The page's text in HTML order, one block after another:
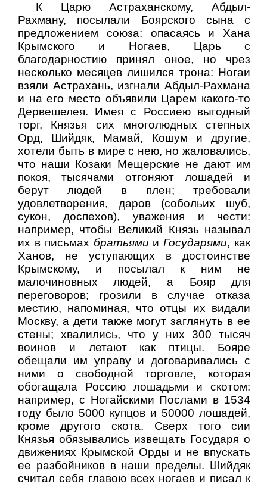
К Царю Астраханскому, Абдыл-
Рахману, посылали Боярского сына с
предложением союза: опасаясь и Хана
Крымского и Ногаев, Царь с
благодарностию принял оное, но чрез
несколько месяцев лишился трона: Ногаи
взяли Астрахань, изгнали Абдыл-Рахмана
и на его место объявили Царем какого-то
Дервешелея. Имея с Россиею выгодный
торг, Князья сих многолюдных степных
Орд, Шийдяк, Мамай, Кошум и другие,
хотели быть в мире с нею, но жаловались,
что наши Козаки Мещерские не дают им
покоя, тысячами отгоняют лошадей и
берут людей в плен; требовали
удовлетворения, даров (собольих шуб,
сукон, доспехов), уважения и чести:
например, чтобы Великий Князь называл
их в письмах братьями иГосударями, как
Ханов, не уступающих в достоинстве
Крымскому, и посылал к ним не
малочиновных людей, а Бояр для
переговоров; грозили в случае отказа
местию, напоминая, что отцы их видали
Москву, а дети также могут заглянуть в ее
стены; хвалились, что у них 300 тысяч
воинов и летают как птицы. Бояре
обещали им управу и договаривались с
ними о свободной торговле, которая
обогащала Россию лошадьми и скотом:
например, с Ногайскими Послами в 1534
году было 5000 купцов и 50000 лошадей,
кроме другого скота. Сверх того сии
Князья обязывались извещать Государя о
движениях Крымской Орды и не впускать
ее разбойников в наши пределы. Шийдяк
считал себя главою всех ногаев и писал к